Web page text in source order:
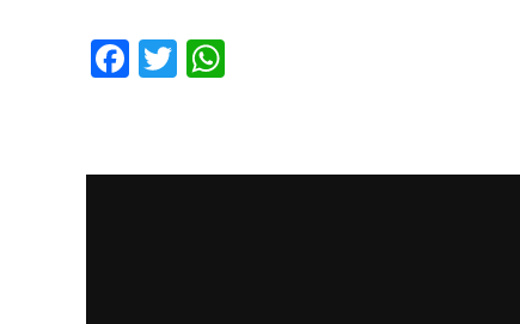
Facebook
Twitter